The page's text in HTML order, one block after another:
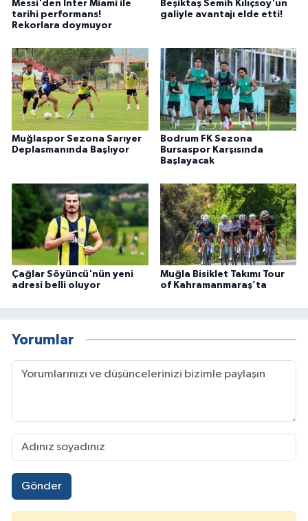
Messi'den Inter Miami ile
tarihi performans!
Rekorlara doymuyor
Beşiktaş Semih Kılıçsoy'un
galiyle avantajı elde etti!
Muğlaspor Sezona Sarıyer
Deplasmanında Başlıyor
Bodrum FK Sezona
Bursaspor Karşısında
Başlayacak
Çağlar Söyüncü'nün yeni
adresi belli oluyor
Muğla Bisiklet Takımı Tour
of Kahramanmaraş’ta
Yorumlar
Gönder